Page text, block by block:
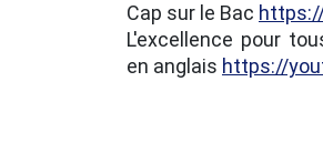
Cap sur le Bac
L'excellence pour
en anglais https://